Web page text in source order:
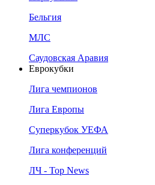
Бельгия
МЛС
Саудовская Аравия
Еврокубки
Лига чемпионов
Лига Европы
Суперкубок УЕФА
Лига конференций
ЛЧ - Top News